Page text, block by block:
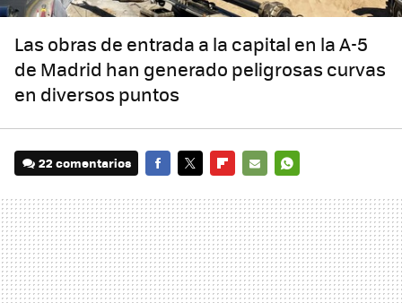
Las obras de entrada a la capital en la A-5
de Madrid han generado peligrosas curvas
en diversos puntos
22 comentarios
MAIL